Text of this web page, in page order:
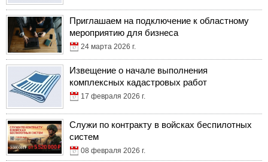
Приглашаем на подключение к областному
мероприятию для бизнеса
24 марта 2026 г.
Извещение о начале выполнения
комплексных кадастровых работ
17 февраля 2026 г.
Служи по контракту в войсках беспилотных
систем
08 февраля 2026 г.